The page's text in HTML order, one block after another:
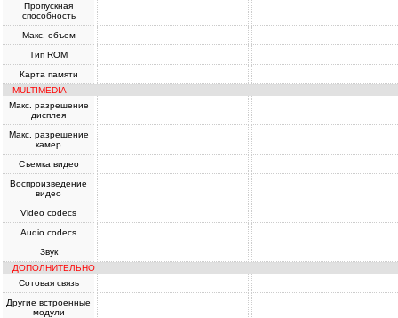
Пропускная
способность
Макс. объем
Тип ROM
Карта памяти
MULTIMEDIA
Макс. разрешение
дисплея
Макс. разрешение
камер
Съемка видео
Воспроизведение
видео
Video codecs
Audio codecs
Звук
ДОПОЛНИТЕЛЬНО
Сотовая связь
Другие встроенные
модули